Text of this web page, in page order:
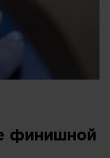
финишной